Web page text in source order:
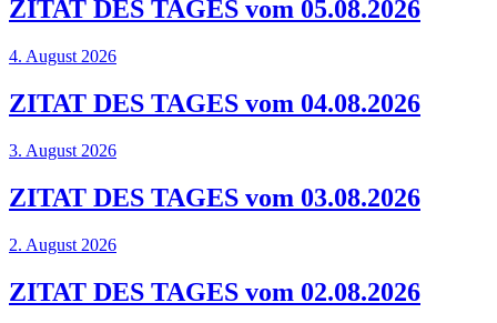
ZITAT DES TAGES vom 05.08.2026
4. August 2026
ZITAT DES TAGES vom 04.08.2026
3. August 2026
ZITAT DES TAGES vom 03.08.2026
2. August 2026
ZITAT DES TAGES vom 02.08.2026